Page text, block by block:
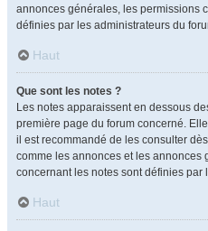
annonces générales, les permissions
définies par les administrateurs du
Haut
Que sont les notes ?
Les notes apparaissent en dessous
première page du forum concerné.
il est recommandé de les consulter
comme les annonces et les annonces
concernant les notes sont définies par
Haut